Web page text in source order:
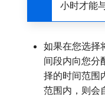
小时才能
如果在您选择
间段内向您分
择的时间范围
范围内，则会